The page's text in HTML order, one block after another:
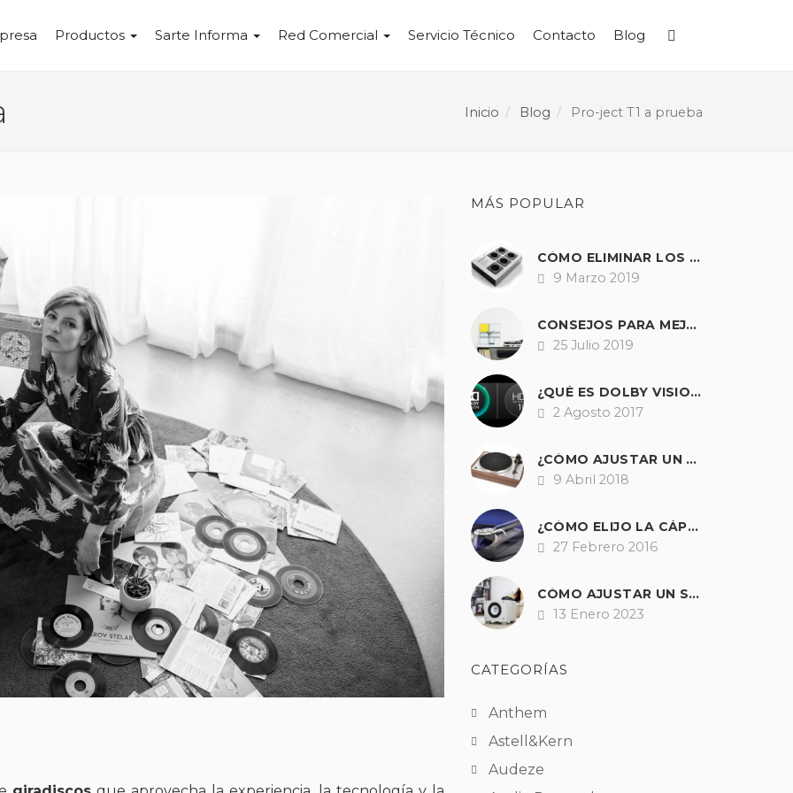
Productos Sarte Informa Red Comercial Servicio Técnico Contacto Blog
Inicio Blog Pro-ject T1 a prueba
MÁS POPULAR
CÓMO ELIMINAR LOS ZUMBIDOS Y RUIDOS DE NUESTRO EQUIPO DE SONIDO.
Fecha
9 Marzo 2019
CONSEJOS PARA MEJORAR EL SONIDO DE CUALQUIER TOCADISCOS
Fecha
25 Julio 2019
¿QUÉ ES DOLBY VISION?
Fecha
2 Agosto 2017
¿CÓMO AJUSTAR UN TOCADISCOS?
Fecha
9 Abril 2018
¿CÓMO ELIJO LA CÁPSULA PERFECTA PARA MI GIRADISCOS?
Fecha
27 Febrero 2016
CÓMO AJUSTAR UN SUBWOOFER PARA OBTENER UNOS GRAVES PERFECTOS EN HI-FI Y A/V
Fecha
13 Enero 2023
CATEGORÍAS
Anthem
Astell&Kern
Audeze